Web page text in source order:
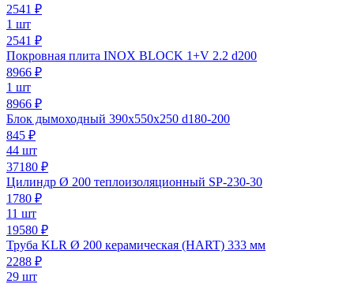
2541 ₽
1 шт
2541 ₽
Покровная плита INOX BLOCK 1+V 2.2 d200
8966 ₽
1 шт
8966 ₽
Блок дымоходный 390х550х250 d180-200
845 ₽
44 шт
37180 ₽
Цилиндр Ø 200 теплоизоляционный SP-230-30
1780 ₽
11 шт
19580 ₽
Труба KLR Ø 200 керамическая (HART) 333 мм
2288 ₽
29 шт